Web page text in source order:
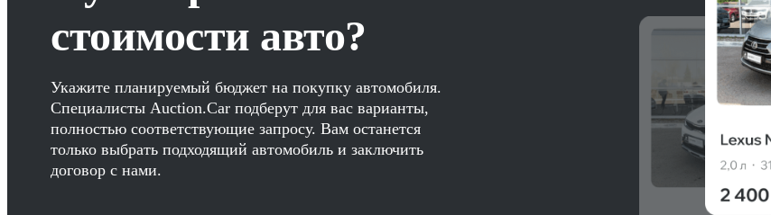
стоимости авто?
Укажите планируемый бюджет на покупку автомобиля.
Специалисты Auction.Car подберут для вас варианты,
полностью соответствующие запросу. Вам останется
только выбрать подходящий автомобиль и заключить
договор с нами.